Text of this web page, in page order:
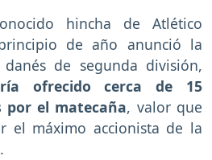
hincha de Atlético
de año anunció la
de segunda división,
ofrecido cerca de 15
por el matecaña, valor que
el máximo accionista de la